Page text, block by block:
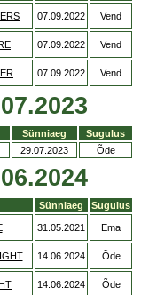
07.09.2022 Vend
07.09.2022 Vend
07.09.2022 Vend
Sünniaeg
Sugulus
29.07.2023 Õde
Sünniaeg
Sugulus
31.05.2021 Ema
14.06.2024 Õde
14.06.2024 Õde